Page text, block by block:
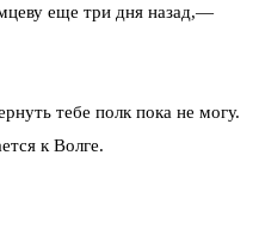
еще три дня назад,—
тебе полк пока не могу.
к Волге.